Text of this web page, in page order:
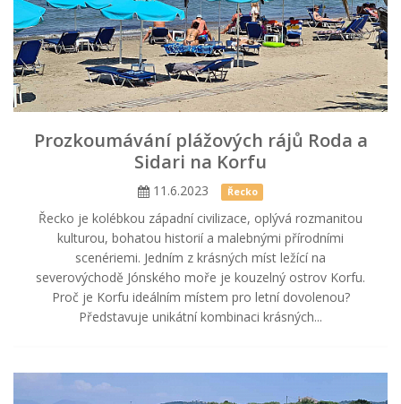
Prozkoumávání plážových rájů Roda a
Sidari na Korfu
11.6.2023 Řecko
Řecko je kolébkou západní civilizace, oplývá rozmanitou
kulturou, bohatou historií a malebnými přírodními
scenériemi. Jedním z krásných míst ležící na
severovýchodě Jónského moře je kouzelný ostrov Korfu.
Proč je Korfu ideálním místem pro letní dovolenou?
Představuje unikátní kombinaci krásných...